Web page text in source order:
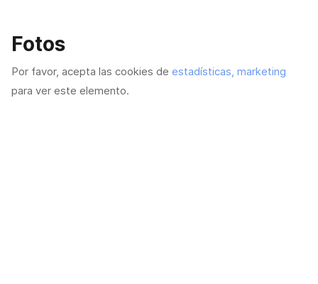
Fotos
Por favor, acepta las cookies de estadísticas, marketing
para ver este elemento.